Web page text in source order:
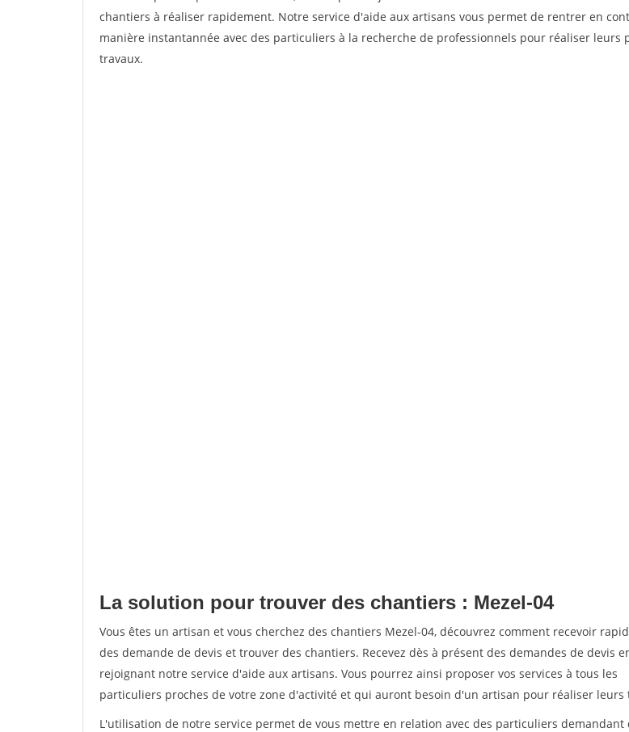
chantiers à réaliser rapidement. Notre service d'aide aux artisans vous permet de rentrer en
manière instantannée avec des particuliers à la recherche de professionnels pour réaliser leurs
travaux.
La solution pour trouver des chantiers : Mezel-04
Vous êtes un artisan et vous cherchez des chantiers Mezel-04, découvrez comment recevoir
des demande de devis et trouver des chantiers. Recevez dès à présent des demandes de devis
rejoignant notre service d'aide aux artisans. Vous pourrez ainsi proposer vos services à tous les
particuliers proches de votre zone d'activité et qui auront besoin d'un artisan pour réaliser leurs
L'utilisation de notre service permet de vous mettre en relation avec des particuliers demandant